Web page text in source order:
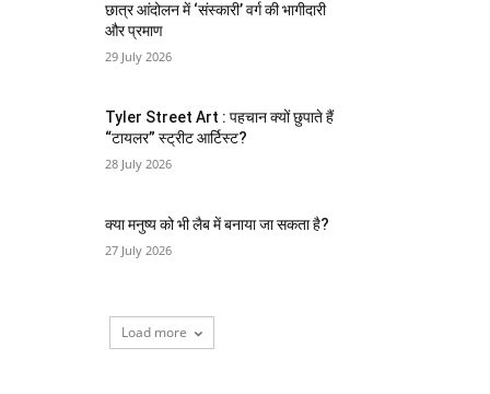
छात्र आंदोलन में ‘संस्कारी’ वर्ग की भागीदारी
और प्रमाण
29 July 2026
Tyler Street Art : पहचान क्यों छुपाते हैं
“टायलर” स्ट्रीट आर्टिस्ट?
28 July 2026
क्या मनुष्य को भी लैब में बनाया जा सकता है?
27 July 2026
Load more